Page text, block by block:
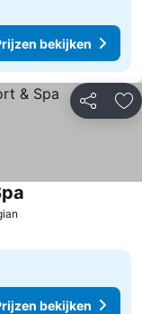
bekijken
Delen
bekijken